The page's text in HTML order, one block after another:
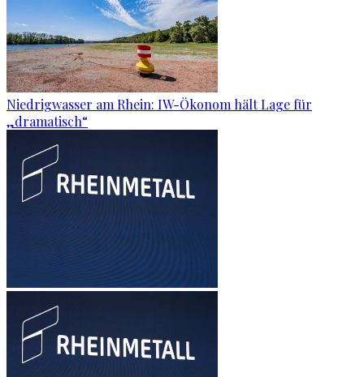
Niedrigwasser am Rhein: IW-Ökonom hält Lage für
„dramatisch“